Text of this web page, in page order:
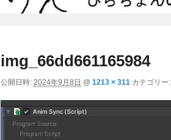
img_66dd661165984
公開日時: 2024年9月8日 @ 1213 × 311 カテゴリー: